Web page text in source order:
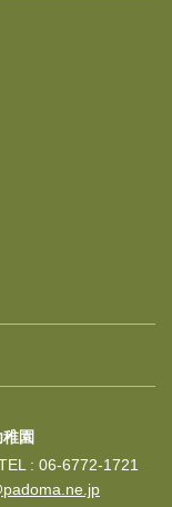
園
: 06-6772-1721